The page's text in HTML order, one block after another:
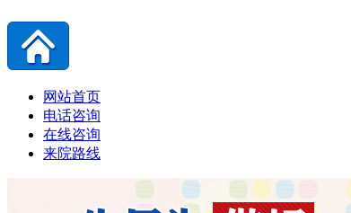
网站首页
电话咨询
在线咨询
来院路线